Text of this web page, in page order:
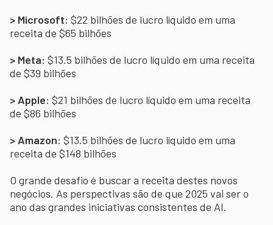
> Microsoft: $22 bilhões de lucro líquido em uma
receita de $65 bilhões
> Meta: $13.5 bilhões de lucro líquido em uma receita
de $39 bilhões
> Apple: $21 bilhões de lucro líquido em uma receita
de $86 bilhões
> Amazon: $13.5 bilhões de lucro líquido em uma
receita de $148 bilhões
O grande desafio é buscar a receita destes novos
negócios. As perspectivas são de que 2025 vai ser o
ano das grandes iniciativas consistentes de AI.